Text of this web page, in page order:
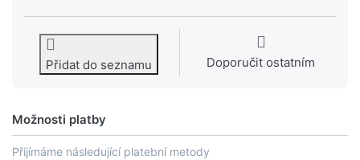
Přidat do seznamu Doporučit ostatním
Možnosti platby
Přijímáme následující platební metody